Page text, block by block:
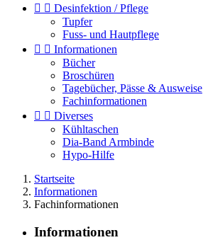
  Desinfektion / Pflege
Tupfer
Fuss- und Hautpflege
  Informationen
Bücher
Broschüren
Tagebücher, Pässe & Ausweise
Fachinformationen
  Diverses
Kühltaschen
Dia-Band Armbinde
Hypo-Hilfe
Startseite
Informationen
Fachinformationen
Informationen